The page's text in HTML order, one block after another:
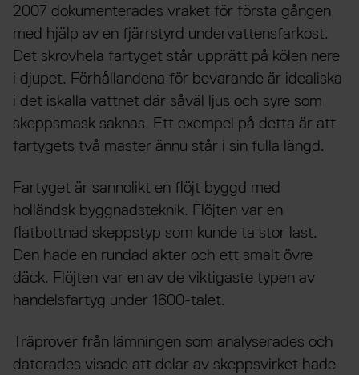
2007 dokumenterades vraket för första gången
med hjälp av en fjärrstyrd undervattensfarkost.
Det skrovhela fartyget står upprätt på kölen nere
i djupet. Förhållandena för bevarande är idealiska
i det iskalla vattnet där såväl ljus och syre som
skeppsmask saknas. Ett exempel på detta är att
fartygets två master ännu står i sin fulla längd.
Fartyget är sannolikt en flöjt byggd med
holländsk byggnadsteknik. Flöjten var en
flatbottnad skeppstyp som kunde ta stor last.
Den hade en rundad akter och ett smalt övre
däck. Flöjten var en av de viktigaste typen av
handelsfartyg under 1600-talet.
Träprover från lämningen som analyserades och
daterades visade att delar av skeppsvirket hade